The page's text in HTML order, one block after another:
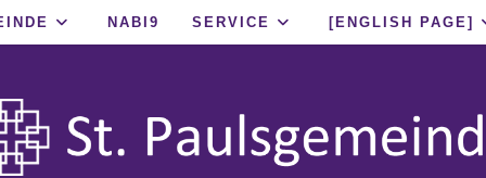
NABI9 SERVICE [ENGLISH PAGE]